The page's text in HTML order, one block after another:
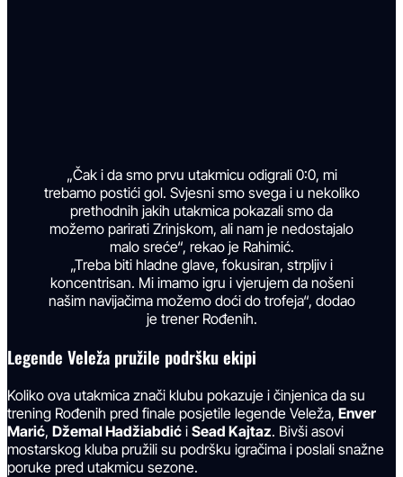
„Čak i da smo prvu utakmicu odigrali 0:0, mi
trebamo postići gol. Svjesni smo svega i u nekoliko
prethodnih jakih utakmica pokazali smo da
možemo parirati Zrinjskom, ali nam je nedostajalo
malo sreće“, rekao je Rahimić.
„Treba biti hladne glave, fokusiran, strpljiv i
koncentrisan. Mi imamo igru i vjerujem da nošeni
našim navijačima možemo doći do trofeja“, dodao
je trener Rođenih.
Legende Veleža pružile podršku ekipi
Koliko ova utakmica znači klubu pokazuje i činjenica da su
trening Rođenih pred finale posjetile legende Veleža, Enver
Marić, Džemal Hadžiabdić i Sead Kajtaz. Bivši asovi
mostarskog kluba pružili su podršku igračima i poslali snažne
poruke pred utakmicu sezone.